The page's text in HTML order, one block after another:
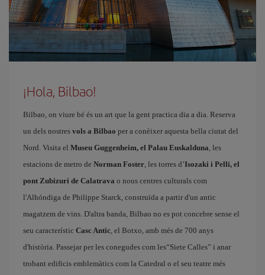
¡Hola, Bilbao!
Bilbao, on viure bé és un art que la gent practica dia a dia. Reserva
un dels nostres vols a Bilbao per a conèixer aquesta bella ciutat del
Nord. Visita el Museu Guggenheim, el Palau Euskalduna, les
estacions de metro de Norman Foster, les torres d’Isozaki i Pelli, el
pont Zubizuri de Calatrava o nous centres culturals com
l'Alhóndiga de Philippe Starck, construïda a partir d'un antic
magatzem de vins. D'altra banda, Bilbao no es pot concebre sense el
seu característic Casc Antic, el Botxo, amb més de 700 anys
d'història. Passejar per les conegudes com les“Siete Calles” i anar
trobant edificis emblemàtics com la Catedral o el seu teatre més